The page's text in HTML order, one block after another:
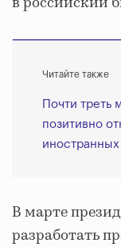
Читайте также
Почти треть
позитивно
В марте
разработать